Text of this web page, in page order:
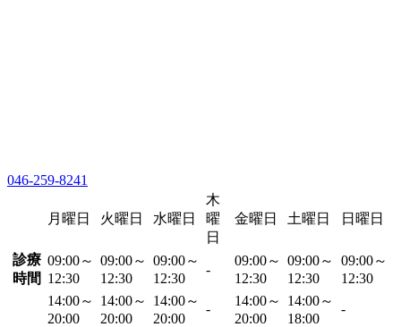
046-259-8241
月曜日 火曜日 水曜日
木
曜
日
金曜日 土曜日 日曜日
診療
時間
09:00～
12:30
09:00～
12:30
09:00～
12:30
-
09:00～
12:30
09:00～
12:30
09:00～
12:30
14:00～
20:00
14:00～
20:00
14:00～
20:00
-
14:00～
20:00
14:00～
18:00
-